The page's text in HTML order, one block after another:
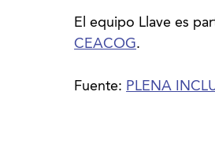
El equipo Llave es
CEACOG.
Fuente: PLENA